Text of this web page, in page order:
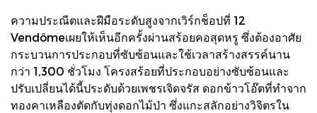
ความประณีตและฝีมือระดับสูงจากเวิร์กช็อปที่ 12
Vendômeเผยให้เห็นอีกครั้งผ่านสร้อยคอสุดหรู ซึ่งต้องอาศัย
กระบวนการประกอบที่ซับซ้อนและใช้เวลาสร้างสรรค์นาน
กว่า 1,300 ชั่วโมง โครงสร้อยที่ประกอบอย่างซับซ้อนและ
ปรับเปลี่ยนได้นี้ประดับด้วยเพชรเจิดจรัส ดอกข้าวโอ๊ตที่ทำจาก
ทองคาเหลืองตัดกับทุ่งดอกไม้ป่า ซึ่งแกะสลักอย่างวิจิตรใน